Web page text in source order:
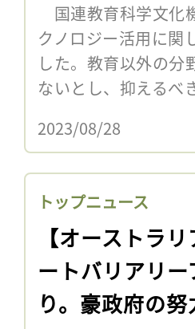
国連教育科学文化
クノロジー活用に関
した。教育以外の分
ないとし、抑えるべ
2023/08/28
トップニュース
【オーストラ
ートバリアリ
り。豪政府の